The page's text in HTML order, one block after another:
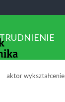
aktor wykształcenie